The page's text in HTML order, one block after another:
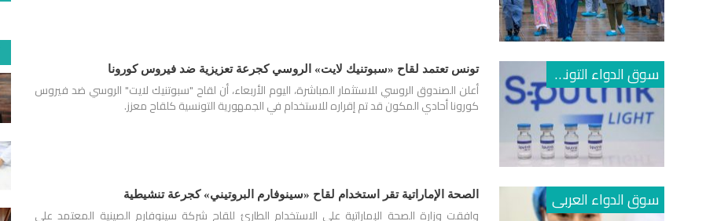
سوق الدواء التونسي تونس تعتمد لقاح «سبوتنيك لايت» الروسي كجرعة تعزيزية ضد فيروس كورونا
أعلن الصندوق الروسي للاستثمار المباشرة، اليوم الأربعاء، أن لقاح "سبوتنيك لايت" الروسي ضد فيروس
كورونا أحادي المكون قد تم إقراره للاستخدام في الجمهورية التونسية كلقاح معزز.
سوق الدواء العربى الصحة الإماراتية تقر استخدام لقاح «سينوفارم البروتيني» كجرعة تنشيطية
وافقت وزارة الصحة الإماراتية على الاستخدام الطارئ للقاح شركة سينوفارم الصينية المعتمد على